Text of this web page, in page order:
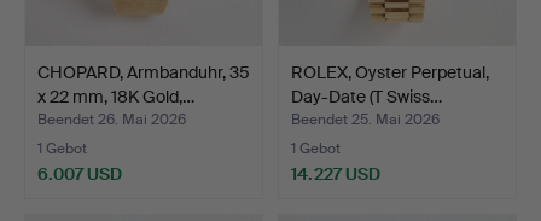
CHOPARD, Armbanduhr, 35
x 22 mm, 18K Gold,…
Beendet 26. Mai 2026
1 Gebot
6.007 USD
ROLEX, Oyster Perpetual,
Day-Date (T Swiss…
Beendet 25. Mai 2026
1 Gebot
14.227 USD